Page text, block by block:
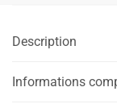
Description
Informations